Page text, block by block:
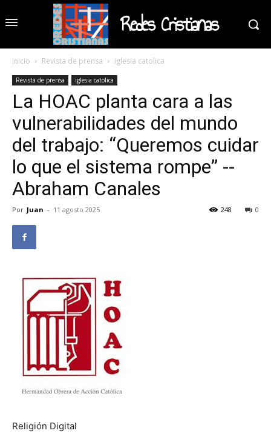
Redes Cristianas
Inicio Revista de prensa iglesia catolica
Revista de prensa iglesia catolica
La HOAC planta cara a las
vulnerabilidades del mundo
del trabajo: “Queremos cuidar
lo que el sistema rompe” --
Abraham Canales
Por Juan - 11 agosto 2025 0
248
Religión Digital